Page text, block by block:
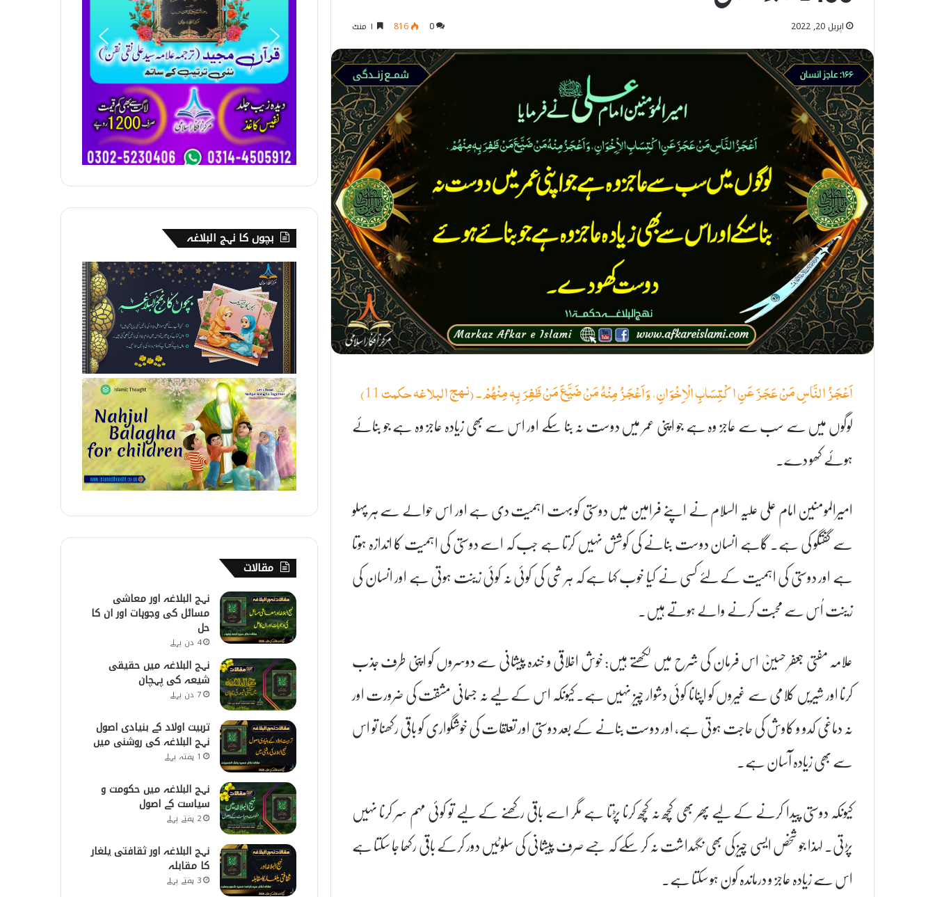
اپریل 20, 2022 0
816
اَعْجَزُ النَّاسِ مَنْ عَجَزَ عَنِ اكْتِسَابِ الْاِخْوَانِ، وَاَعْجَزُ مِنْهُ مَنْ ضَيَّعَ مَنْ ظَفِرَ بِهٖ مِنْهُمْ۔ (نہج البلاغہ حکمت 11)
لوگوں میں سے سب سے عاجز وہ ہے جو اپنی عمر میں دوست نہ بنا سکے اور اس سے بھی زیادہ عاجز وہ ہے جو بنائے
ہوئے کھو دے۔
امیرالمومنین امام علی علیہ السلام نے اپنے فرامین میں دوستی کو بہت اہمیت دی ہے اور اس حوالے سے ہر پہلو
سے گفتگو کی ہے۔ گاہے انسان دوست بنانے کی کوشش نہیں کرتا ہے جب کہ اسے دوستی کی اہمیت کا اندازہ ہوتا
ہے اور دوستی کی اہمیت کے لئے کسی نے کیا خوب کہا ہے کہ ہر شی کی کوئی نہ کوئی زینت ہوتی ہے اور انسان کی
زینت اُس سے محبت کرنے والے ہوتے ہیں۔
علامہ مفتی جعفر حسینؒ اس فرمان کی شرح میں لکھتے ہیں: خوش اخلاقی و خندہ پیشانی سے دوسروں کو اپنی طرف جذب
کرنا اور شیریں کلامی سے غیروں کو اپنانا کوئی دشوار چیز نہیں ہے۔ کیونکہ اس کے لیے نہ جسمانی مشقت کی ضرورت اور
نہ دماغی کدو و کاوش کی حاجت ہوتی ہے، اور دوست بنانے کے بعد دوستی اور تعلقات کی خوشگواری کو باقی رکھنا تو اس
سے بھی زیادہ آسان ہے۔
کیونکہ دوستی پیدا کرنے کے لیے پھر بھی کچھ نہ کچھ کرنا پڑتا ہے مگر اسے باقی رکھنے کے لیے تو کوئی مہم سر کرنا نہیں
پڑتی۔ لہذا جو شخص ایسی چیز کی بھی نگہداشت نہ کر سکے کہ جسے صرف پیشانی کی سلوٹیں دور کرکے باقی رکھا جا سکتا ہے
اس سے زیادہ عاجز و درماندہ کون ہو سکتا ہے۔
بچوں کا نہج البلاغہ
مقالات
نہج البلاغہ اور معاشی
مسائل کی وجوہات اور ان کا
حل
4 دن پہلے
نہج البلاغہ میں حقیقی
شیعہ کی پہچان
7 دن پہلے
تربیت اولاد کے بنیادی اصول
نہج البلاغہ کی روشنی میں
1 ہفتہ پہلے
نہج البلاغہ میں حکومت و
سیاست کے اصول
2 ہفتے پہلے
نہج البلاغہ اور ثقافتی یلغار
کا مقابلہ
3 ہفتے پہلے